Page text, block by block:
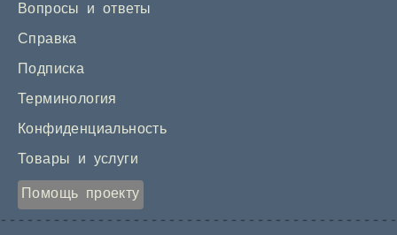
Вопросы и ответы
Справка
Подписка
Терминология
Конфиденциальность
Товары и услуги
Помощь проекту